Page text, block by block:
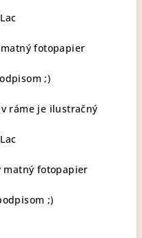
fotopapier
;)
ráme je ilustračný
matný fotopapier
;)